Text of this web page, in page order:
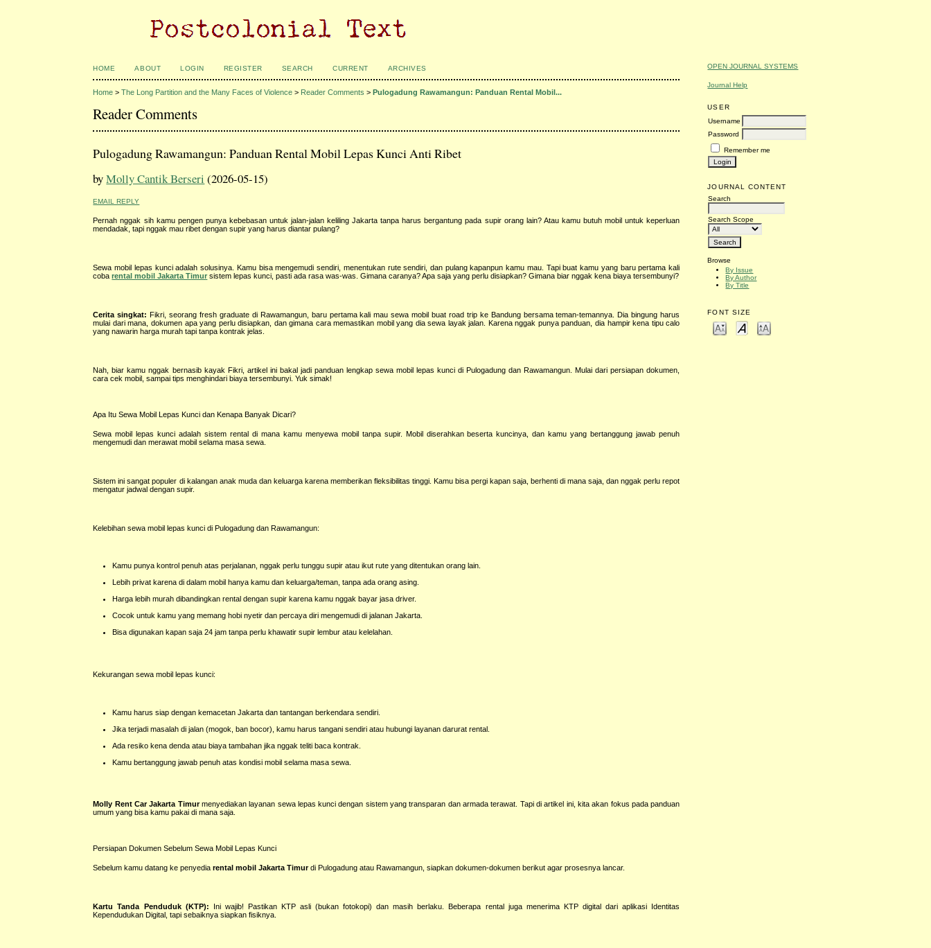
OPEN JOURNAL SYSTEMS
Journal Help
USER
Username
Password
Remember me
JOURNAL CONTENT
Search
Search Scope
Browse
By Issue
By Author
By Title
FONT SIZE
HOME ABOUT LOGIN REGISTER SEARCH CURRENT ARCHIVES
Home >The Long Partition and the Many Faces of Violence > Reader Comments >Pulogadung Rawamangun: Panduan Rental Mobil...
Reader Comments
Pulogadung Rawamangun: Panduan Rental Mobil Lepas Kunci Anti Ribet
byMolly Cantik Berseri (2026-05-15)
EMAIL REPLY
Pernah nggak sih kamu pengen punya kebebasan untuk jalan-jalan keliling Jakarta tanpa harus bergantung pada supir orang lain? Atau kamu butuh mobil untuk keperluan
mendadak, tapi nggak mau ribet dengan supir yang harus diantar pulang?
Sewa mobil lepas kunci adalah solusinya. Kamu bisa mengemudi sendiri, menentukan rute sendiri, dan pulang kapanpun kamu mau. Tapi buat kamu yang baru pertama kali
cobarental mobil Jakarta Timur sistem lepas kunci, pasti ada rasa was-was. Gimana caranya? Apa saja yang perlu disiapkan? Gimana biar nggak kena biaya tersembunyi?
Cerita singkat: Fikri, seorang fresh graduate di Rawamangun, baru pertama kali mau sewa mobil buat road trip ke Bandung bersama teman-temannya. Dia bingung harus
mulai dari mana, dokumen apa yang perlu disiapkan, dan gimana cara memastikan mobil yang dia sewa layak jalan. Karena nggak punya panduan, dia hampir kena tipu calo
yang nawarin harga murah tapi tanpa kontrak jelas.
Nah, biar kamu nggak bernasib kayak Fikri, artikel ini bakal jadi panduan lengkap sewa mobil lepas kunci di Pulogadung dan Rawamangun. Mulai dari persiapan dokumen,
cara cek mobil, sampai tips menghindari biaya tersembunyi. Yuk simak!
Apa Itu Sewa Mobil Lepas Kunci dan Kenapa Banyak Dicari?
Sewa mobil lepas kunci adalah sistem rental di mana kamu menyewa mobil tanpa supir. Mobil diserahkan beserta kuncinya, dan kamu yang bertanggung jawab penuh
mengemudi dan merawat mobil selama masa sewa.
Sistem ini sangat populer di kalangan anak muda dan keluarga karena memberikan fleksibilitas tinggi. Kamu bisa pergi kapan saja, berhenti di mana saja, dan nggak perlu repot
mengatur jadwal dengan supir.
Kelebihan sewa mobil lepas kunci di Pulogadung dan Rawamangun:
Kamu punya kontrol penuh atas perjalanan, nggak perlu tunggu supir atau ikut rute yang ditentukan orang lain.
Lebih privat karena di dalam mobil hanya kamu dan keluarga/teman, tanpa ada orang asing.
Harga lebih murah dibandingkan rental dengan supir karena kamu nggak bayar jasa driver.
Cocok untuk kamu yang memang hobi nyetir dan percaya diri mengemudi di jalanan Jakarta.
Bisa digunakan kapan saja 24 jam tanpa perlu khawatir supir lembur atau kelelahan.
Kekurangan sewa mobil lepas kunci:
Kamu harus siap dengan kemacetan Jakarta dan tantangan berkendara sendiri.
Jika terjadi masalah di jalan (mogok, ban bocor), kamu harus tangani sendiri atau hubungi layanan darurat rental.
Ada resiko kena denda atau biaya tambahan jika nggak teliti baca kontrak.
Kamu bertanggung jawab penuh atas kondisi mobil selama masa sewa.
Molly Rent Car Jakarta Timurmenyediakan layanan sewa lepas kunci dengan sistem yang transparan dan armada terawat. Tapi di artikel ini, kita akan fokus pada panduan
umum yang bisa kamu pakai di mana saja.
Persiapan Dokumen Sebelum Sewa Mobil Lepas Kunci
Sebelum kamu datang ke penyediarental mobil Jakarta Timurdi Pulogadung atau Rawamangun, siapkan dokumen-dokumen berikut agar prosesnya lancar.
Kartu Tanda Penduduk (KTP): Ini wajib! Pastikan KTP asli (bukan fotokopi) dan masih berlaku. Beberapa rental juga menerima KTP digital dari aplikasi Identitas
Kependudukan Digital, tapi sebaiknya siapkan fisiknya.